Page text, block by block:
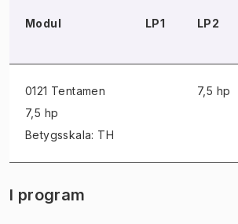
Modul LP1 LP2
0121 Tentamen
7,5 hp
Betygsskala: TH
7,5 hp
I program